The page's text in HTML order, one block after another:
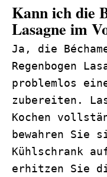
Kann ich die
Lasagne im
Ja, die
Regenbogen
problemlos
zubereiten.
Kochen
bewahren Sie
Kühlschrank
erhitzen Sie